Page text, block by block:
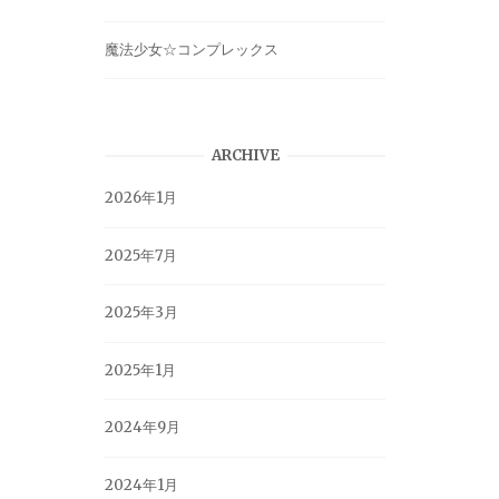
魔法少女☆コンプレックス
ARCHIVE
2026年1月
2025年7月
2025年3月
2025年1月
2024年9月
2024年1月